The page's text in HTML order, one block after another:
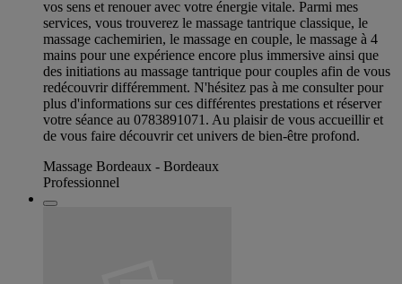
vos sens et renouer avec votre énergie vitale. Parmi mes
services, vous trouverez le massage tantrique classique, le
massage cachemirien, le massage en couple, le massage à 4
mains pour une expérience encore plus immersive ainsi que
des initiations au massage tantrique pour couples afin de vous
redécouvrir différemment. N'hésitez pas à me consulter pour
plus d'informations sur ces différentes prestations et réserver
votre séance au 0783891071. Au plaisir de vous accueillir et
de vous faire découvrir cet univers de bien-être profond.
Massage Bordeaux - Bordeaux
Professionnel